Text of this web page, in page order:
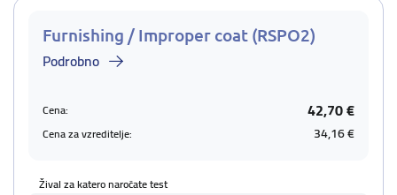
Furnishing / Improper coat (RSPO2)
Podrobno
Cena: 42,70 €
Cena za vzreditelje: 34,16 €
Žival za katero naročate test